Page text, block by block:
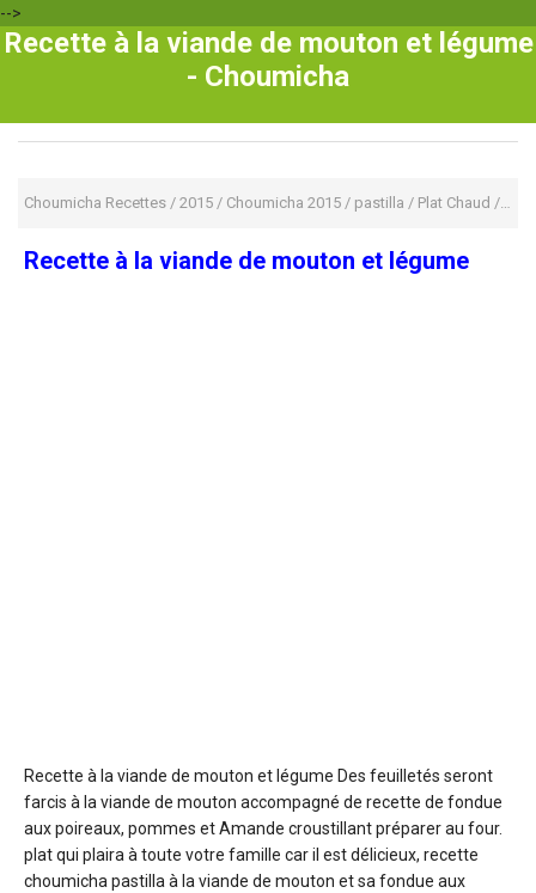
-->
Recette à la viande de mouton et légume
- Choumicha
Choumicha Recettes / 2015 / Choumicha 2015 / pastilla / Plat Chaud /
Recette à la viande de mouton et légume
Recette à la viande de mouton et légume Des feuilletés seront
farcis à la viande de mouton accompagné de recette de fondue
aux poireaux, pommes et Amande croustillant préparer au four.
plat qui plaira à toute votre famille car il est délicieux, recette
choumicha pastilla à la viande de mouton et sa fondue aux